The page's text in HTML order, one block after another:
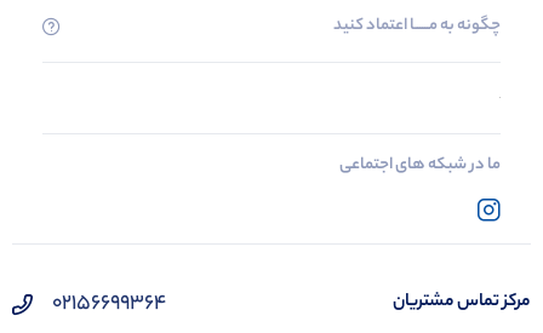
چگونه به مــــــا اعتماد کنید
ما در شبکه های اجتماعی
مرکز تماس مشتریان 02156699364